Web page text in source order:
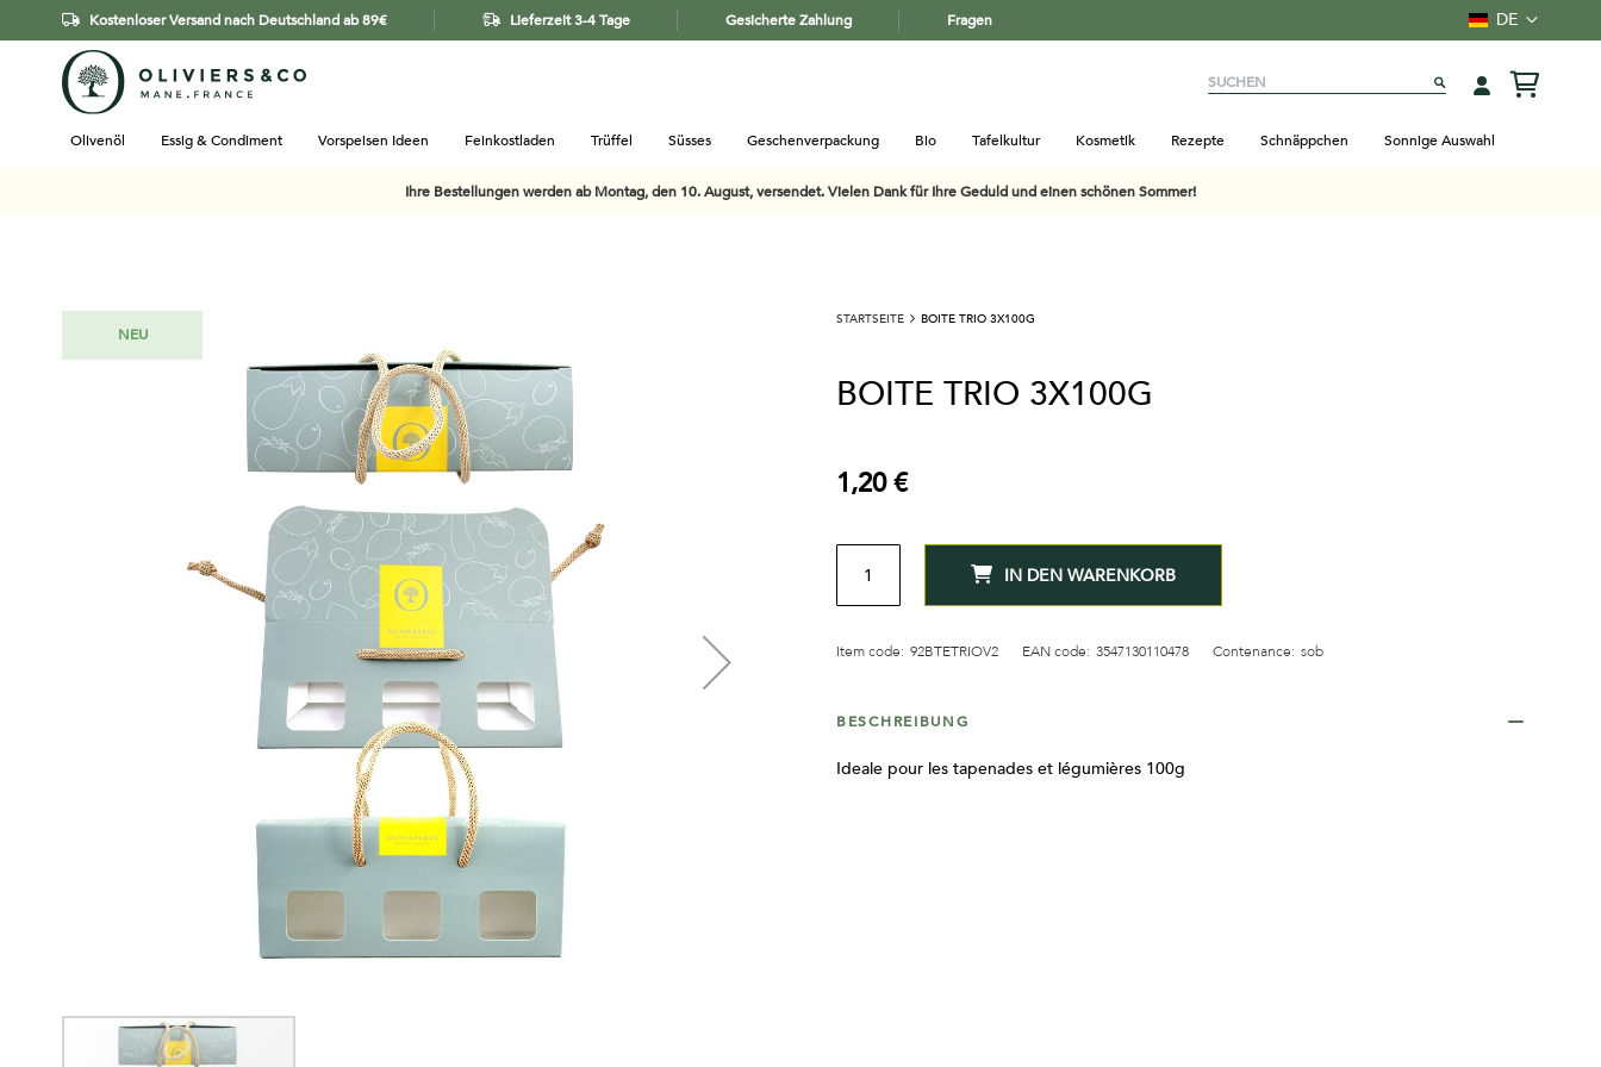
Kostenloser Versand nach Deutschland ab 89€ Lieferzeit 3-4 Tage Gesicherte Zahlung Fragen Sprache
DE
Olivenöl Essig & Condiment Vorspeisen Ideen Feinkostladen Trüffel Süsses Geschenverpackung Bio Tafelkultur Kosmetik Rezepte Schnäppchen Sonnige Auswahl
Ihre Bestellungen werden ab Montag, den 10. August, versendet. Vielen Dank für Ihre Geduld und einen schönen Sommer!
NEU
STARTSEITE BOITE TRIO 3X100G
BOITE TRIO 3X100G
1,20 €
MENGE
IN DEN WARENKORB
Item code: 92BTETRIOV2 EAN code: 3547130110478 Contenance: sob
BESCHREIBUNG
Ideale pour les tapenades et légumières 100g